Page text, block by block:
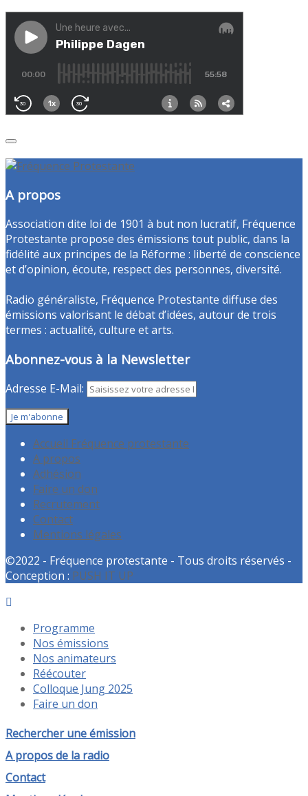
A propos
Association dite loi de 1901 à but non lucratif, Fréquence
Protestante propose des émissions tout public, dans la
fidélité aux principes de la Réforme : liberté de conscience
et d’opinion, écoute, respect des personnes, diversité.
Radio généraliste, Fréquence Protestante diffuse des
émissions valorisant le débat d’idées, autour de trois
termes : actualité, culture et arts.
Abonnez-vous à la Newsletter
Adresse E-Mail:
Accueil Fréquence protestante
A propos
Adhésion
Faire un don
Recrutement
Contact
Mentions légales
©2022 - Fréquence protestante - Tous droits réservés -
Conception : PUSH IT UP
Programme
Nos émissions
Nos animateurs
Réécouter
Colloque Jung 2025
Faire un don
Rechercher une émission
A propos de la radio
Contact